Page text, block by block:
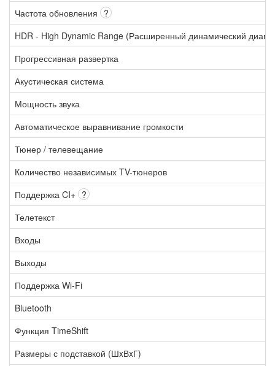
Частота обновления ?
HDR - High Dynamic Range (Расширенный динамический
Прогрессивная развертка
Акустическая система
Мощность звука
Автоматическое выравнивание громкости
Тюнер / телевещание
Количество независимых TV-тюнеров
Поддержка CI+ ?
Телетекст
Входы
Выходы
Поддержка Wi-Fi
Bluetooth
Функция TimeShift
Размеры с подставкой (ШxВxГ)